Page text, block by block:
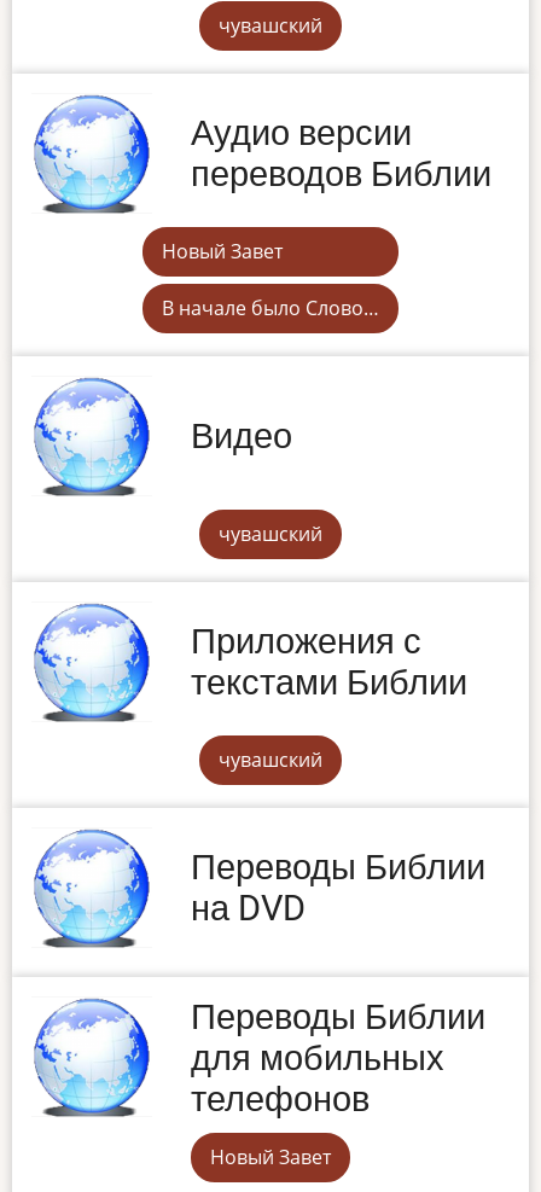
чувашский
Аудио версии
переводов Библии
Новый Завет
В начале было Слово…
Видео
чувашский
Приложения с
текстами Библии
чувашский
Переводы Библии
на DVD
Переводы Библии
для мобильных
телефонов
Новый Завет